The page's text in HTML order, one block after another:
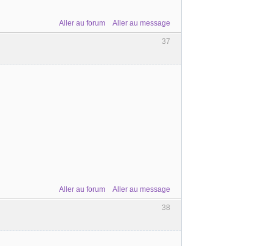
Aller au forum Aller au message
37
Aller au forum Aller au message
38